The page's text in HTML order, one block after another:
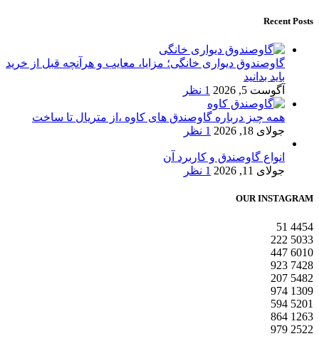
Recent Posts
گاوصندوق دیواری خانگی؛ مزایا، معایب و هرآنچه قبل از خرید
باید بدانید
آگوست 5, 2026
1 نظر
همه چیز درباره گاوصندق های کاوه ،از متریال تا ساخت
جولای 18, 2026
1 نظر
انواع گاوصندق و کاربرد آن
جولای 11, 2026
1 نظر
OUR INSTAGRAM
4454
51
5033
222
6010
447
7428
923
5482
207
1309
974
5201
594
1263
864
2522
979